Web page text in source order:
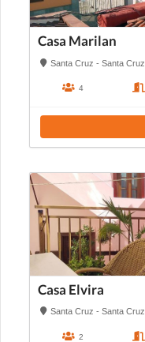
Casa Marilan
Santa Cruz - Santa Cruz
4
Casa Elvira
Santa Cruz - Santa Cruz
2